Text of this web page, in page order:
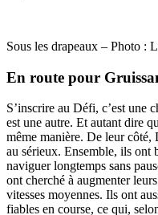
Sous les drapeaux – Photo :
En route pour
S’inscrire au Défi, c’est une
est une autre. Et autant dire
même manière. De leur côté,
au sérieux. Ensemble, ils ont
naviguer longtemps sans
ont cherché à augmenter
vitesses moyennes. Ils ont
fiables en course, ce qui,